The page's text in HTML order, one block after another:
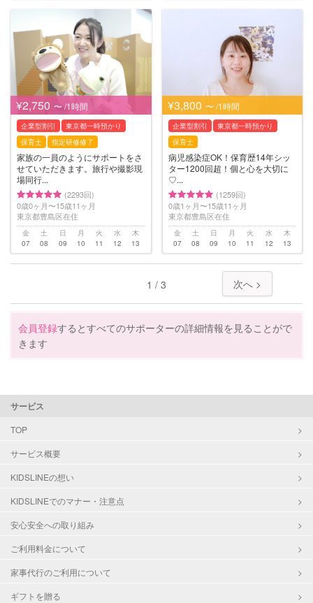
¥2,750 〜 /1時間
企業型割引
東京都一時預かり
保育士
指定研修修了
家族の一員のようにサポートをさ
せていただきます。旅行や撮影現
場同行...
(2293回)
0歳0ヶ月〜15歳11ヶ月
東京都豊島区在住
金
07
土
08
日
09
月
10
火
11
水
12
木
13
¥3,800 〜 /1時間
企業型割引
東京都一時預かり
保育士
病児感染症OK！保育歴14年シッ
ター1200回超！個と心を大切に
♡...
(1259回)
0歳1ヶ月〜15歳11ヶ月
東京都豊島区在住
金
07
土
08
日
09
月
10
火
11
水
12
木
13
1 / 3 次へ >
会員登録するとすべてのサポーターの詳細情報を見ることがで
きます
サービス
TOP
サービス概要
KIDSLINEの想い
KIDSLINEでのマナー・注意点
安心安全への取り組み
ご利用料金について
家事代行のご利用について
ギフトを贈る